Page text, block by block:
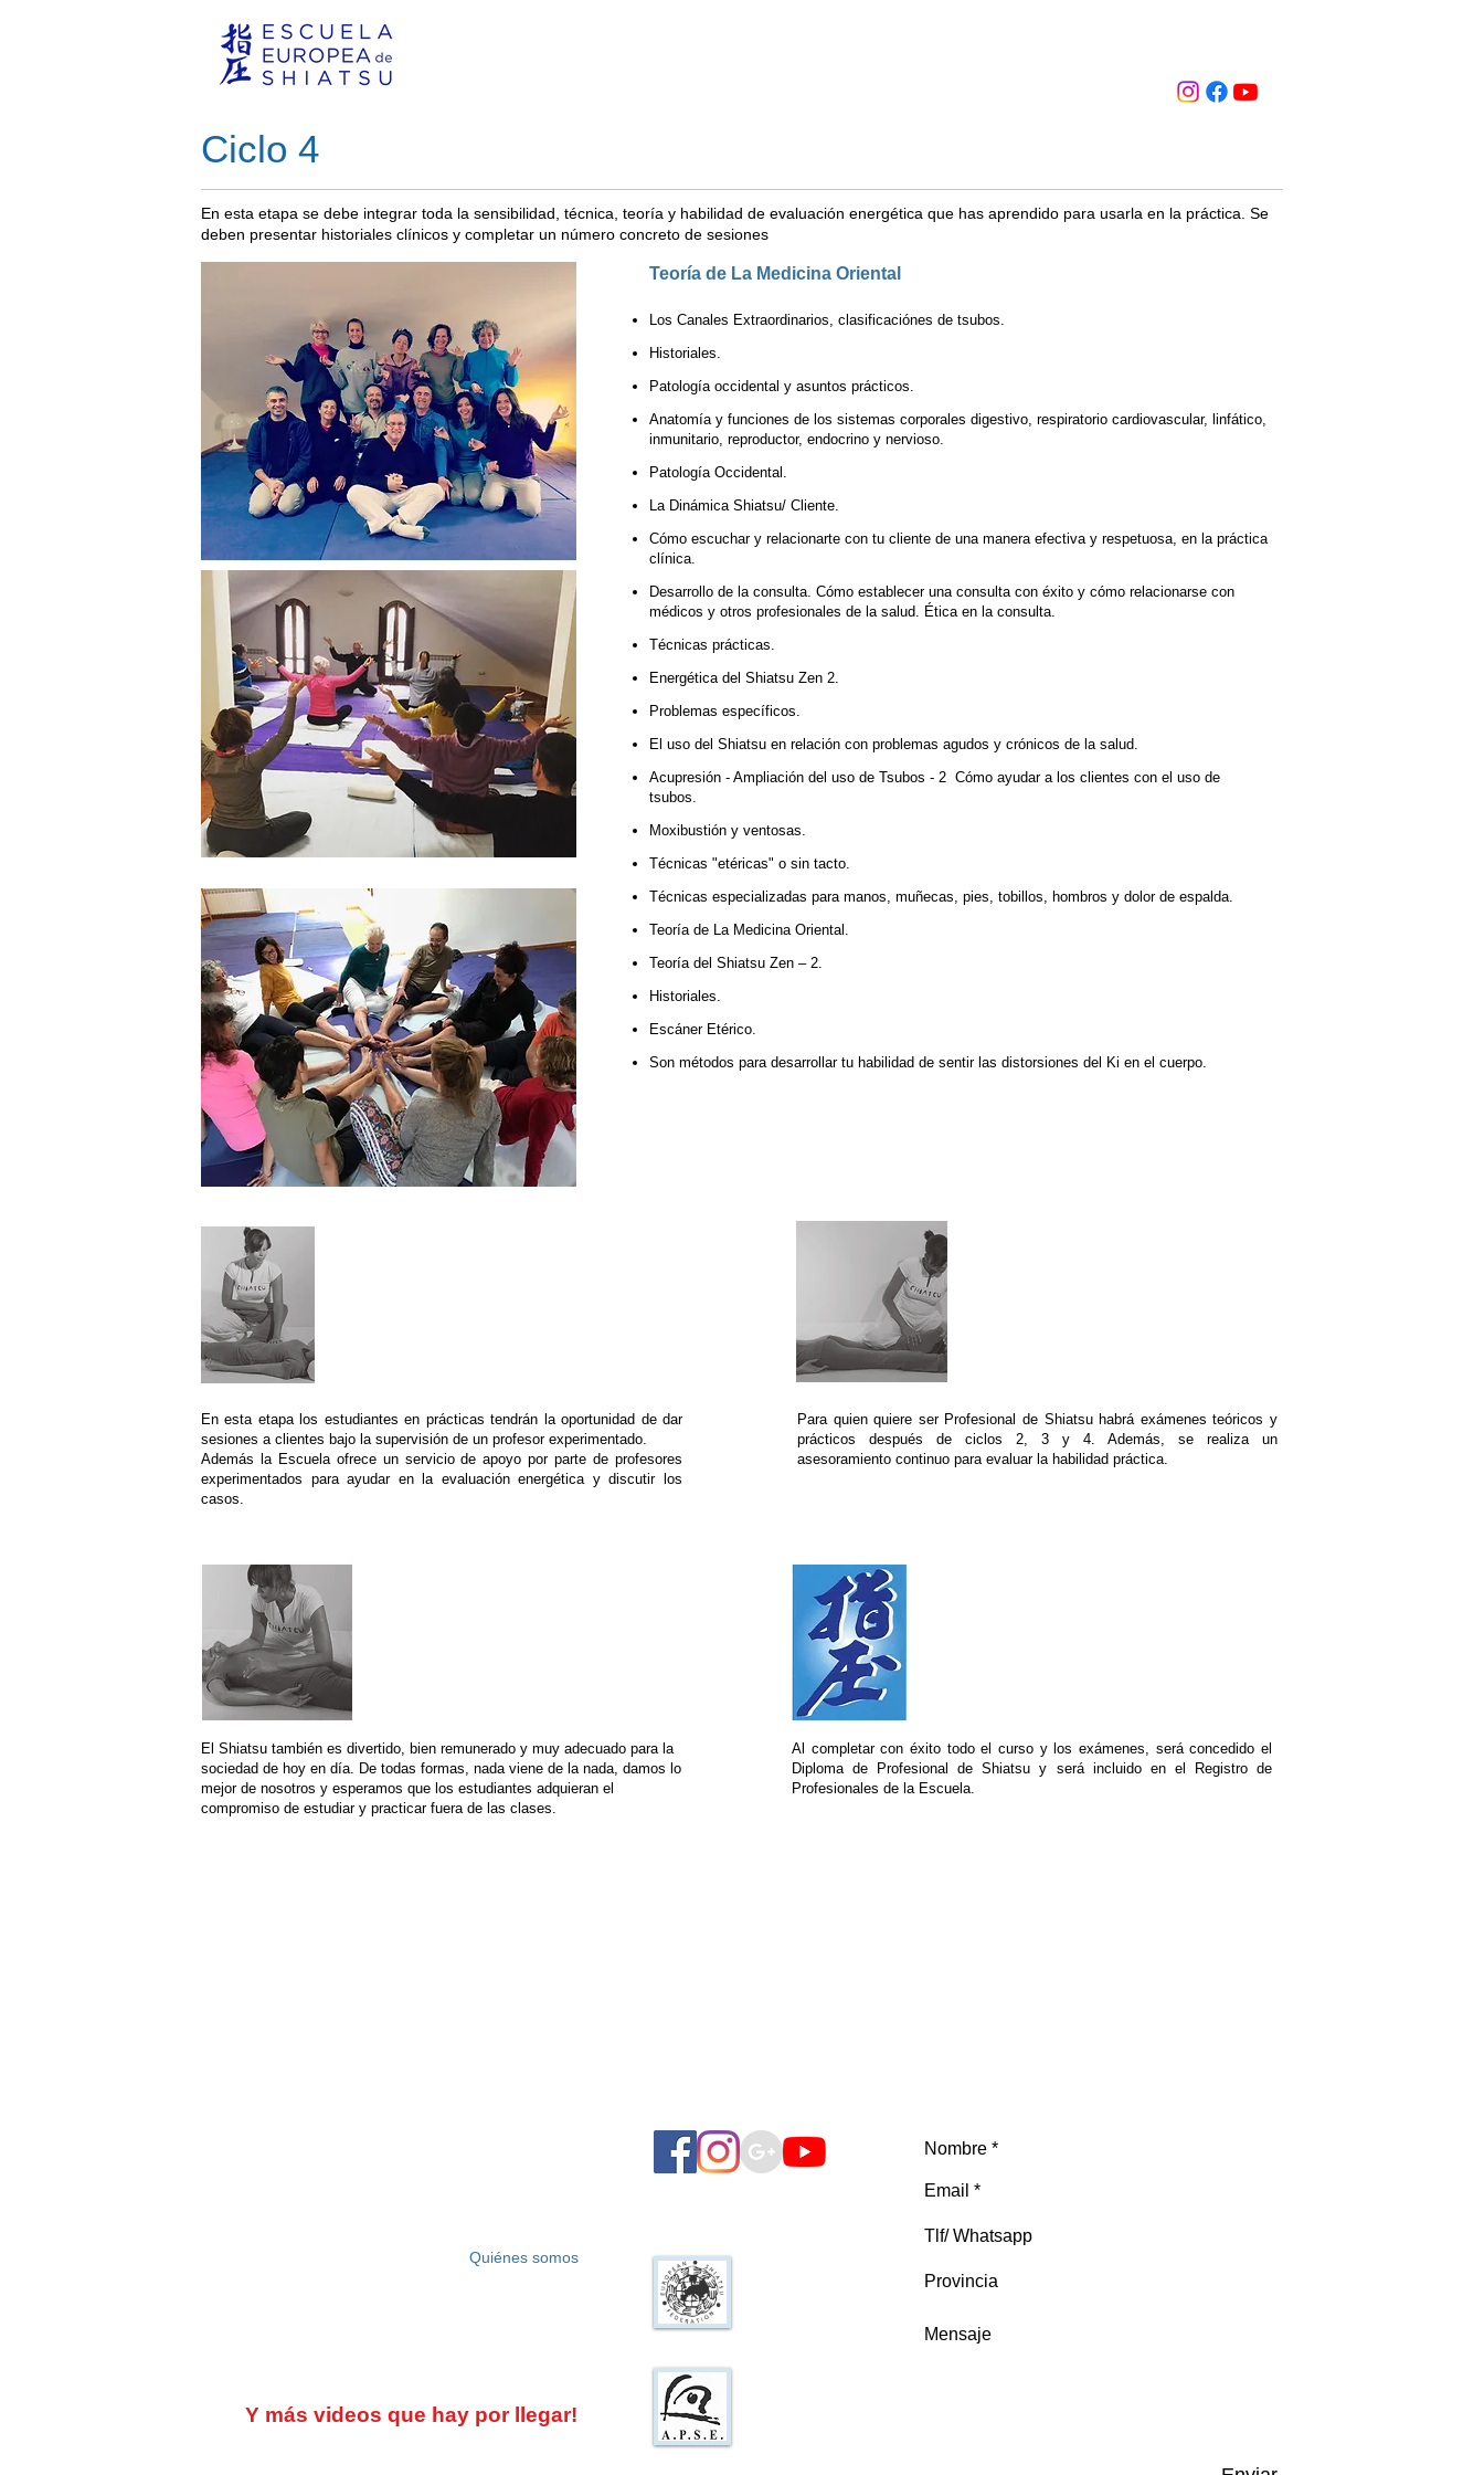
Ciclo 4
En esta etapa se debe integrar toda la sensibilidad, técnica, teoría y habilidad de evaluación energética que has aprendido para usarla en la práctica. Se
deben presentar historiales clínicos y completar un número concreto de sesiones
Teoría de La Medicina Oriental
Los Canales Extraordinarios, clasificaciónes de tsubos.
Historiales.
Patología occidental y asuntos prácticos.
Anatomía y funciones de los sistemas corporales digestivo, respiratorio cardiovascular, linfático,
inmunitario, reproductor, endocrino y nervioso.
Patología Occidental.
La Dinámica Shiatsu/ Cliente.
Cómo escuchar y relacionarte con tu cliente de una manera efectiva y respetuosa, en la práctica
clínica.
Desarrollo de la consulta. Cómo establecer una consulta con éxito y cómo relacionarse con
médicos y otros profesionales de la salud. Ética en la consulta.
Técnicas prácticas.
Energética del Shiatsu Zen 2.
Problemas específicos.
El uso del Shiatsu en relación con problemas agudos y crónicos de la salud.
Acupresión - Ampliación del uso de Tsubos - 2 Cómo ayudar a los clientes con el uso de
tsubos.
Moxibustión y ventosas.
Técnicas "etéricas" o sin tacto.
Técnicas especializadas para manos, muñecas, pies, tobillos, hombros y dolor de espalda.
Teoría de La Medicina Oriental.
Teoría del Shiatsu Zen – 2.
Historiales.
Escáner Etérico.
Son métodos para desarrollar tu habilidad de sentir las distorsiones del Ki en el cuerpo.
En esta etapa los estudiantes en prácticas tendrán la oportunidad de dar
sesiones a clientes bajo la supervisión de un profesor experimentado.
Además la Escuela ofrece un servicio de apoyo por parte de profesores
experimentados para ayudar en la evaluación energética y discutir los
casos.
Para quien quiere ser Profesional de Shiatsu habrá exámenes teóricos y
prácticos después de ciclos 2, 3 y 4. Además, se realiza un
asesoramiento continuo para evaluar la habilidad práctica.
El Shiatsu también es divertido, bien remunerado y muy adecuado para la
sociedad de hoy en día. De todas formas, nada viene de la nada, damos lo
mejor de nosotros y esperamos que los estudiantes adquieran el
compromiso de estudiar y practicar fuera de las clases.
Al completar con éxito todo el curso y los exámenes, será concedido el
Diploma de Profesional de Shiatsu y será incluido en el Registro de
Profesionales de la Escuela.
Quiénes somos
Y más videos que hay por llegar!